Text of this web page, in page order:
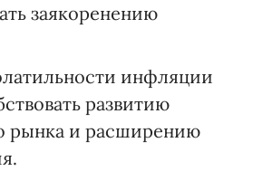
заякоренению
инфляции
развитию
рынка и расширению